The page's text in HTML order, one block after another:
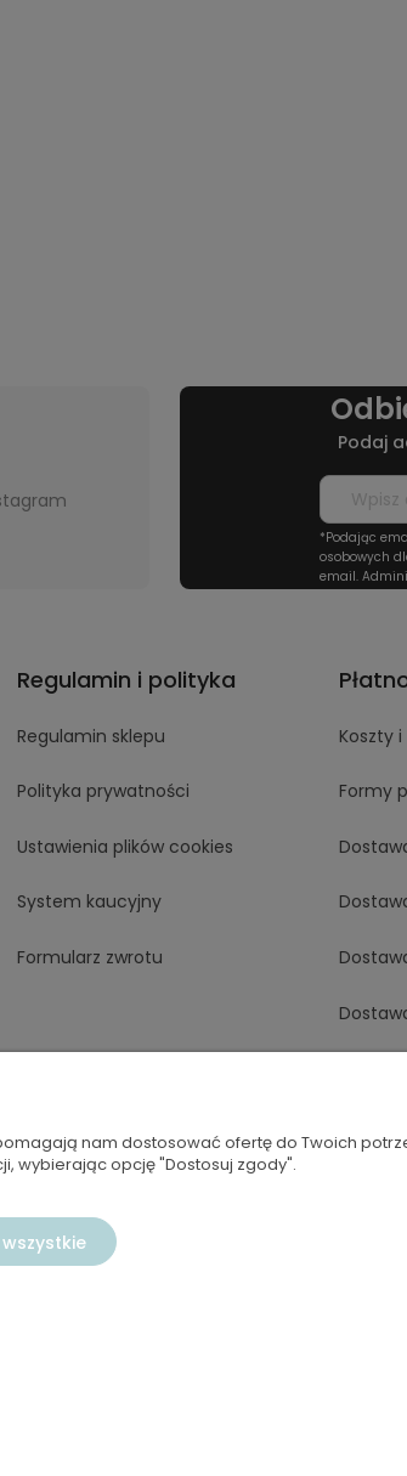
Podaj
*Podając
osobowych
email.
Regulamin i polityka
Regulamin sklepu
Polityka prywatności
Ustawienia plików cookies
System kaucyjny
Formularz zwrotu
Koszty
Formy
nam dostosować ofertę do Twoich
wybierając opcję "Dostosuj zgody".